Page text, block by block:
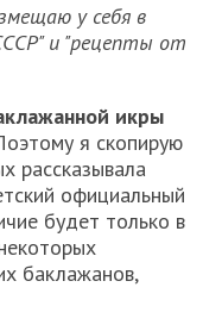
у себя в
и "рецепты от
икры
я скопирую
рассказывала
официальный
будет только в
баклажанов,